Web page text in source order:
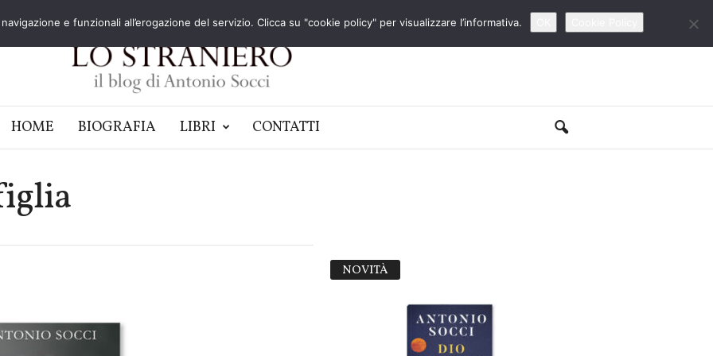
HOME BIOGRAFIA LIBRI CONTATTI
NOVITÀ
e funzionali all’erogazione del servizio. Clicca su "cookie policy" per visualizzare l’informativa.